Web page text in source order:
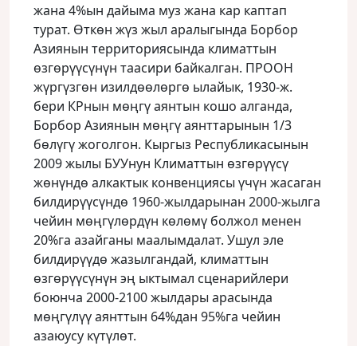
жана 4%ын дайыма муз жана кар каптап
турат. Өткөн жүз жыл аралыгында Борбор
Азиянын территориясында климаттын
өзгөрүүсүнүн таасири байкалган. ПРООН
жүргүзгөн изилдөөлөргө ылайык, 1930-ж.
бери КРнын мөңгү аянтын кошо алганда,
Борбор Азиянын мөңгү аянттарынын 1/3
бөлүгү жоголгон. Кыргыз Республикасынын
2009 жылы БУУнун Климаттын өзгөрүүсү
жөнүндө алкактык конвенциясы үчүн жасаган
билдирүүсүндө 1960-жылдарынан 2000-жылга
чейин мөңгүлөрдүн көлөмү болжол менен
20%га азайганы маалымдалат. Ушул эле
билдирүүдө жазылгандай, климаттын
өзгөрүүсүнүн эң ыктымал сценарийлери
боюнча 2000-2100 жылдары арасында
мөңгүлүү аянттын 64%дан 95%га чейин
азаюусу күтүлөт.